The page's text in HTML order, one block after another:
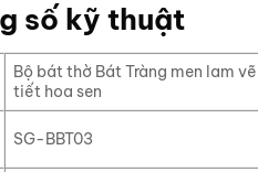
số kỹ thuật
Bộ bát thờ Bát Tràng men lam
tiết hoa sen
SG-BBT03